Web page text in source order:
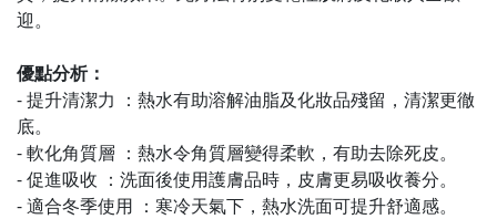
迎。
優點分析：
- 提升清潔力 ：熱水有助溶解油脂及化妝品殘留，清潔更徹
底。
- 軟化角質層 ：熱水令角質層變得柔軟，有助去除死皮。
- 促進吸收 ：洗面後使用護膚品時，皮膚更易吸收養分。
- 適合冬季使用 ：寒冷天氣下，熱水洗面可提升舒適感。